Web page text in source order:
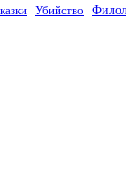
Убийство